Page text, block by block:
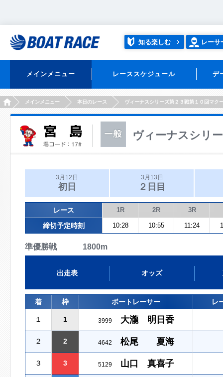
知る楽しむ レーサ
メインメニュー レーススケジュール デ
HOMEメインメニュー 本日のレース ヴィーナスシリーズ第２３戦第１０回マク
ヴィーナスシリ
3月12日
初日
3月13日
２日目
レース 1R 2R 3R
締切予定時刻 10:28 10:55 11:24
準優勝戦 1800m
出走表 オッズ
着 枠 ボートレーサー レ
１ 1 3999 大瀧 明日香
２ 2 4642 松尾 夏海
３ 3 5129 山口 真喜子